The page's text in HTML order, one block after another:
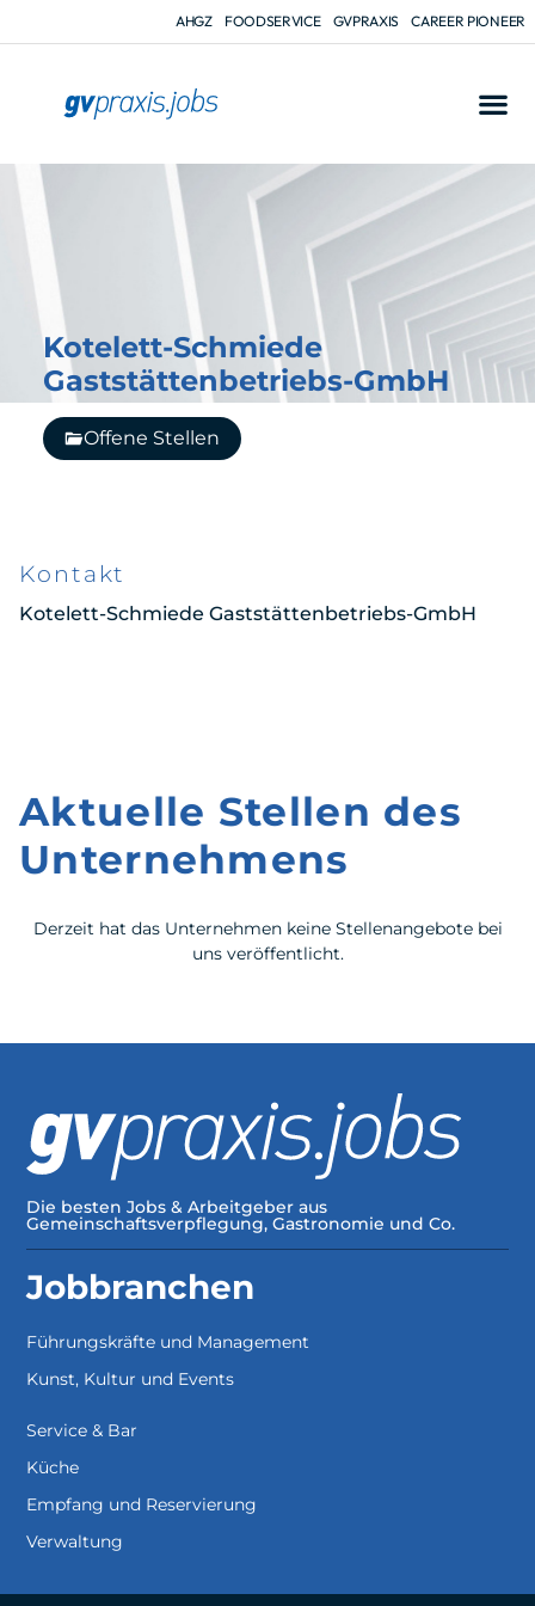
AHGZ FOODSERVICE GVPRAXIS CAREER PIONEER
Kotelett-Schmiede
Gaststättenbetriebs-GmbH
Offene Stellen
Kontakt
Kotelett-Schmiede Gaststättenbetriebs-GmbH
Aktuelle Stellen des
Unternehmens
Derzeit hat das Unternehmen keine Stellenangebote bei
uns veröffentlicht.
Die besten Jobs & Arbeitgeber aus
Gemeinschaftsverpflegung, Gastronomie und Co.
Jobbranchen
Führungskräfte und Management
Kunst, Kultur und Events
Service & Bar
Küche
Empfang und Reservierung
Verwaltung